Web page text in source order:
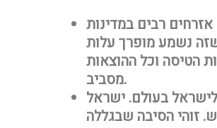
רבים במדינות
נשמע מופרך עלות
הטיסה וכל ההוצאות
מסביב.
בעולם. ישראל
זוהי הסיבה שבגללה